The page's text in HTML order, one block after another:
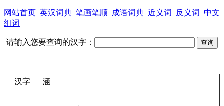
网站首页 英汉词典 笔画笔顺 成语词典 近义词 反义词 中文
组词
请输入您要查询的汉字：
汉字 涵